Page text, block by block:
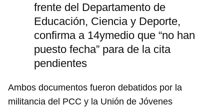
frente del Departamento de
Educación, Ciencia y Deporte,
confirma a 14ymedio que “no han
puesto fecha” para de la cita
pendientes
Ambos documentos fueron debatidos por la
militancia del PCC y la Unión de Jóvenes